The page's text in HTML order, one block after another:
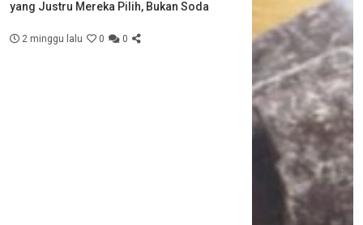
yang Justru Mereka Pilih, Bukan Soda
2 minggu lalu 0 0